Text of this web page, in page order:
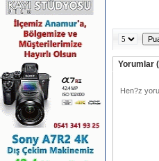
Yorumlar